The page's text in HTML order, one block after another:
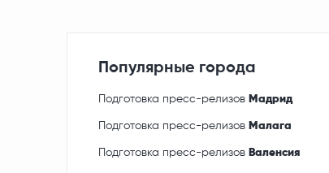
Популярные города
Подготовка пресс-релизов Мадрид
Подготовка пресс-релизов Малага
Подготовка пресс-релизов Валенсия